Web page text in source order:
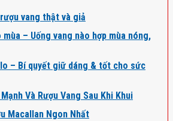
vang thật và giả
mùa – Uống vang nào hợp mùa nóng,
– Bí quyết giữ dáng & tốt cho sức
Và Rượu Vang Sau Khi Khui
Macallan Ngon Nhất